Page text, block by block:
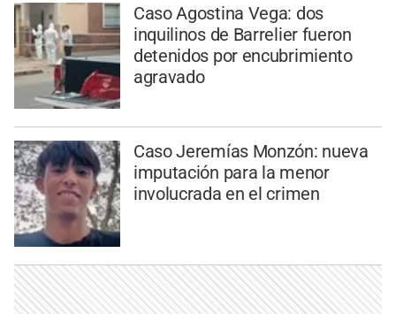
Caso Agostina Vega: dos
inquilinos de Barrelier fueron
detenidos por encubrimiento
agravado
Caso Jeremías Monzón: nueva
imputación para la menor
involucrada en el crimen